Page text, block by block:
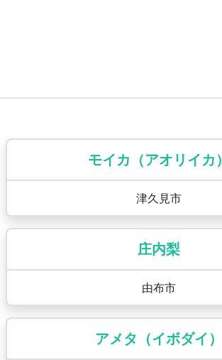
モイカ（アオリイカ）
津久見市
庄内梨
由布市
アメタ（イボダイ）